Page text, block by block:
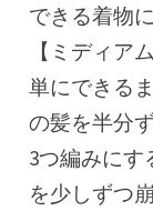
できる着物
【ミディア
単にできる
の髪を半分
3つ編みにす
を少しずつ崩